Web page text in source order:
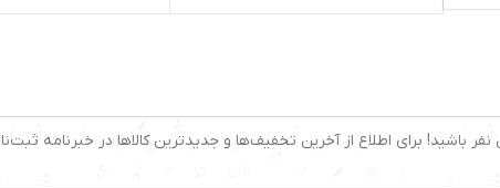
باشید! برای اطلاع از آخرین تخفیف‌ها و جدیدترین کالاها در خبرنامه